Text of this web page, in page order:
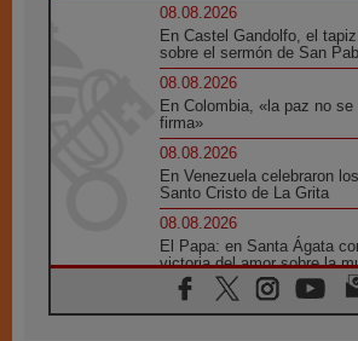
08.08.2026
En Castel Gandolfo, el
sobre el sermón de San
08.08.2026
En Colombia, «la paz no
firma»
08.08.2026
En Venezuela celebraron
Santo Cristo de La Grita
08.08.2026
El Papa: en Santa Ágata
victoria del amor sobre la
08.08.2026
León XIV visitará el